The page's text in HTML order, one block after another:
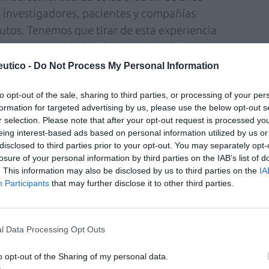
- Do Not Process My Personal Information
opt-out of the sale, sharing to third parties, or processing of your
for targeted advertising by us, please use the below opt-out
selection. Please note that after your opt-out request is processed
interest-based ads based on personal information utilized by us
to third parties prior to your opt-out. You may separately
of your personal information by third parties on the IAB’s list of
This information may also be disclosed by us to third parties on the
Participants that may further disclose it to other third parties.
Data Processing Opt Outs
opt-out of the Sharing of my personal data.
pacientes y compañías
Tenemos que tirar de esta experiencia
y extenderlo a la investigación básica y
de investigación en salud que no
a nuestro sistema sanitario, sino
los pacientes».
«la solidez de nuestro tejido productivo»,
de uso humano, y la colaboración
Medicamentos y el resto de agentes, que
de desabastecimientos, «un reto que en la
y que ha hecho plantearse a
de países asiáticos en la producción de
es hoy excesiva». «Tenemos que
añadido–, para disponer en España de
también como oportunidad para reforzar